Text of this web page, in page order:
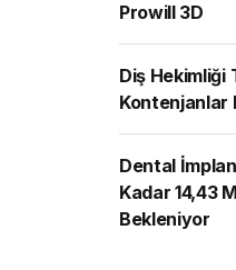
Prowill 3D
Diş Hekimliği
Kontenjanlar
Dental
Kadar 14,43
Bekleniyor